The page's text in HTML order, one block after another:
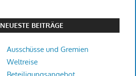
NEUESTE BEITRÄGE
Ausschüsse und Gremien
Weltreise